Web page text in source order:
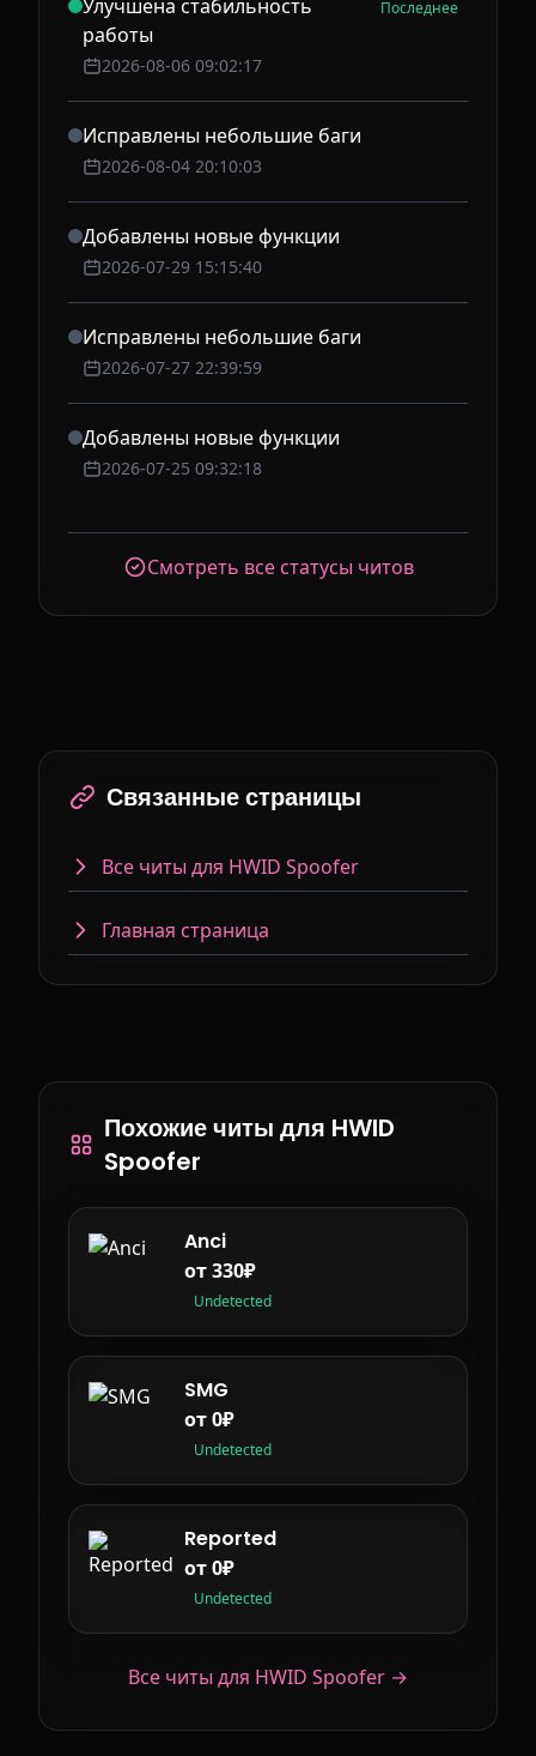
Улучшена стабильность
работы
2026-08-06 09:02:17
Последнее
Исправлены небольшие баги
2026-08-04 20:10:03
Добавлены новые функции
2026-07-29 15:15:40
Исправлены небольшие баги
2026-07-27 22:39:59
Добавлены новые функции
2026-07-25 09:32:18
Смотреть все статусы читов
Связанные страницы
Все читы для HWID Spoofer
Главная страница
Похожие читы для HWID
Spoofer
Anci
от 330₽
Undetected
SMG
от 0₽
Undetected
Reported
от 0₽
Undetected
Все читы для HWID Spoofer →